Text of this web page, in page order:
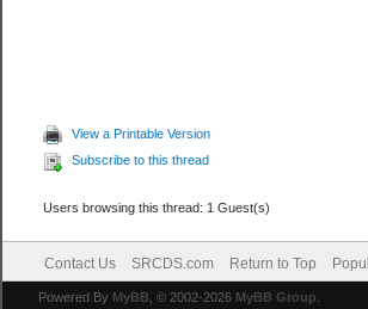
View a Printable Version
Subscribe to this thread
Users browsing this thread: 1 Guest(s)
Contact Us SRCDS.com Return to Top
Powered By MyBB , © 2002-2026 MyBB Group